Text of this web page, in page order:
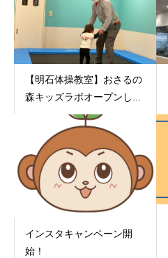
【明石体操教室】おさるの
森キッズラボオープンし...
インスタキャンペーン開
始！